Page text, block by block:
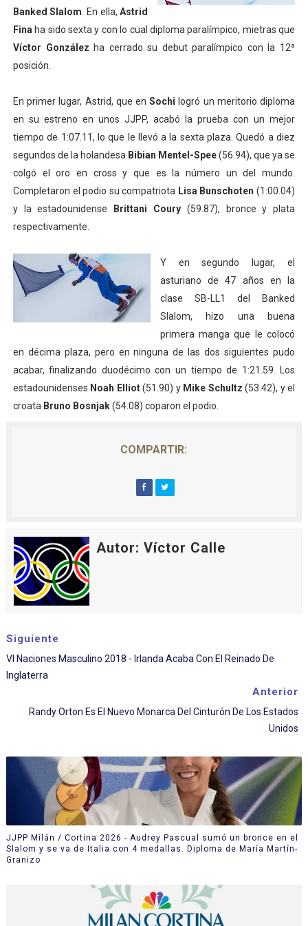
Mundial de piragüismo slalom 2026 (Oklahoma City,
Tour de Francia masculino 2026 - Tadej Pogacar
Campeonato de Europa de saltos 2026 (París,
Tour de Francia femenino 2026 - Etapa 6
Banked Slalom . En ella,Astrid
Fina ha sido sexta y con lo cual diploma paralímpico, mietras que
Víctor González ha cerrado su debut paralímpico con la 12ª
posición.
En primer lugar, Astrid, que enSochi logró un meritorio diploma
en su estreno en unos JJPP, acabó la prueba con un mejor
tiempo de 1:07.11, lo que le llevó a la sexta plaza. Quedó a diez
segundos de la holandesa Bibian Mentel-Spee(56.94), que ya se
colgó el oro en cross y que es la número un del mundo.
Completaron el podio su compatriota Lisa Bunschoten(1:00.04)
y la estadounidense
Brittani Coury (59.87), bronce y plata
respectivamente.
Y en segundo lugar, el
asturiano de 47 años en la
clase SB-LL1 del Banked
Slalom, hizo una buena
primera manga que le colocó
en décima plaza, pero en ninguna de las dos siguientes pudo
acabar, finalizando duodécimo con un tiempo de 1:21.59. Los
estadounidenses Noah Elliot(51.90) y Mike Schultz(53.42), y el
croata Bruno Bosnjak(54.08) coparon el podio.
COMPARTIR:
Autor: Víctor Calle
Siguiente
VI Naciones Masculino 2018 - Irlanda Acaba Con El Reinado De
Inglaterra
Anterior
Randy Orton Es El Nuevo Monarca Del Cinturón De Los Estados
Unidos
JJPP Milán / Cortina 2026 - Audrey Pascual sumó un bronce en el
Slalom y se va de Italia con 4 medallas. Diploma de María Martín-
Granizo